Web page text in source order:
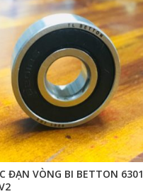
ĐẠN VÒNG BI BETTON 6301